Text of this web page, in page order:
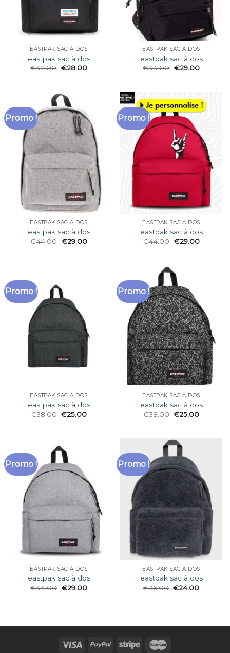
EASTPAK SAC À DOS
eastpak sac à dos
€42.00 €28.00
EASTPAK SAC À DOS
eastpak sac à dos
€44.00 €29.00
Promo !
EASTPAK SAC À DOS
eastpak sac à dos
€44.00 €29.00
Promo !
EASTPAK SAC À DOS
eastpak sac à dos
€44.00 €29.00
Promo !
EASTPAK SAC À DOS
eastpak sac à dos
€38.00 €25.00
Promo !
EASTPAK SAC À DOS
eastpak sac à dos
€38.00 €25.00
Promo !
EASTPAK SAC À DOS
eastpak sac à dos
€44.00 €29.00
Promo !
EASTPAK SAC À DOS
eastpak sac à dos
€36.00 €24.00